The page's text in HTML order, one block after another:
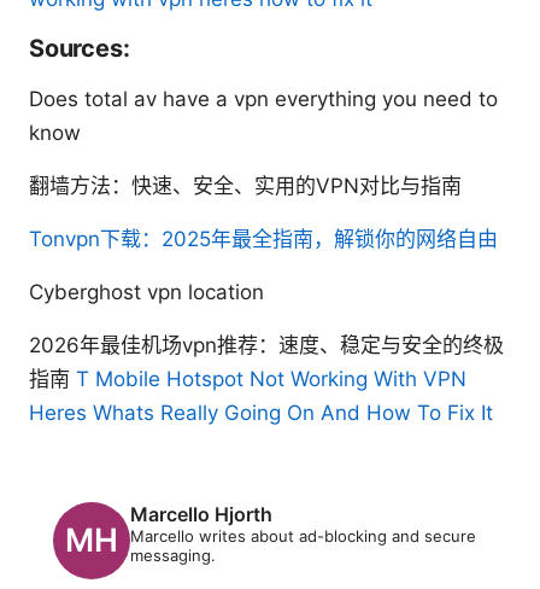
Sources:
Does total av have a vpn everything you need to
know
翻墙方法：快速、安全、实用的VPN对比与指南
Tonvpn下载：2025年最全指南，解锁你的网络自由
Cyberghost vpn location
2026年最佳机场vpn推荐：速度、稳定与安全的终极
指南 T Mobile Hotspot Not Working With VPN
Heres Whats Really Going On And How To Fix It
Marcello Hjorth
Marcello writes about ad-blocking and secure
messaging.